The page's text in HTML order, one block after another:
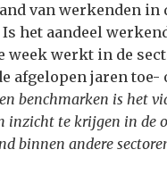
van werkenden in
Is het aandeel
week werkt in de
afgelopen jaren toe-
benchmarken is het
inzicht te krijgen in de
binnen andere